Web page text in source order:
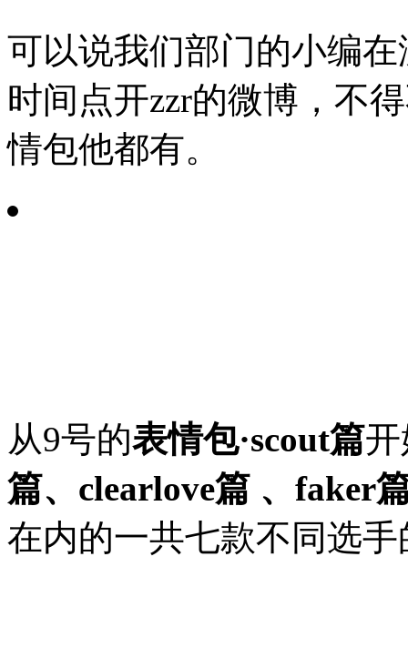
可以说我们部门的小编
时间点开zzr的微博，不
情包他都有。
从9号的表情包·scout篇
篇、clearlove篇 ​​​​、faker
在内的一共七款不同选